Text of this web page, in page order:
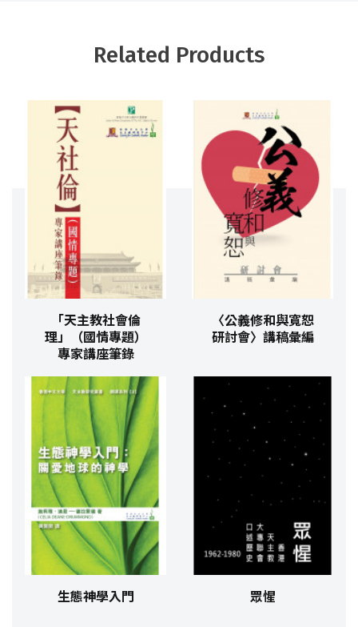
Related Products
「天主教社會倫
理」（國情專題）
專家講座筆錄
〈公義修和與寬恕
研討會〉講稿彙編
生態神學入門 眾惺